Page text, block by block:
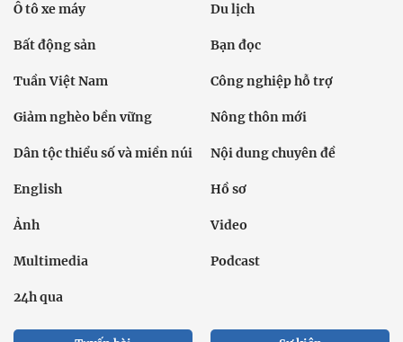
Ô tô xe máy Du lịch
Bất động sản Bạn đọc
Tuần Việt Nam Công nghiệp hỗ trợ
Giảm nghèo bền vững Nông thôn mới
Dân tộc thiểu số và miền núi Nội dung chuyên đề
English Hồ sơ
Ảnh Video
Multimedia Podcast
24h qua